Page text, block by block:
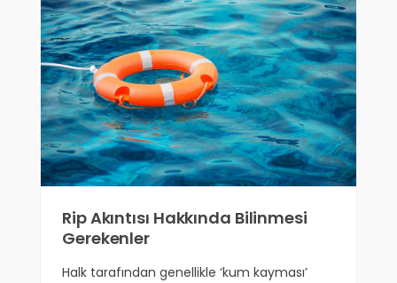
Rip Akıntısı Hakkında Bilinmesi
Gerekenler
Halk tarafından genellikle ‘kum kayması’